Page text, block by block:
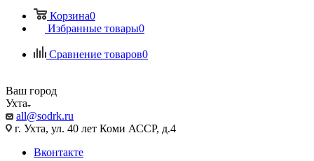
Корзина0
Избранные товары0
Сравнение товаров0
Ваш город
Ухта
all@sodrk.ru
г. Ухта, ул. 40 лет Коми АССР, д.4
Вконтакте